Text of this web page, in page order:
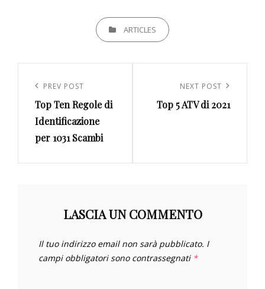
CATEGORIESARTICLES
articoli
Previous
Post
PREV POST
Top Ten Regole di
Identificazione
per 1031 Scambi
Post
NEXT POST
Top 5 ATV di 2021
LASCIA UN COMMENTO
Il tuo indirizzo email non sarà pubblicato. I
campi obbligatori sono contrassegnati *